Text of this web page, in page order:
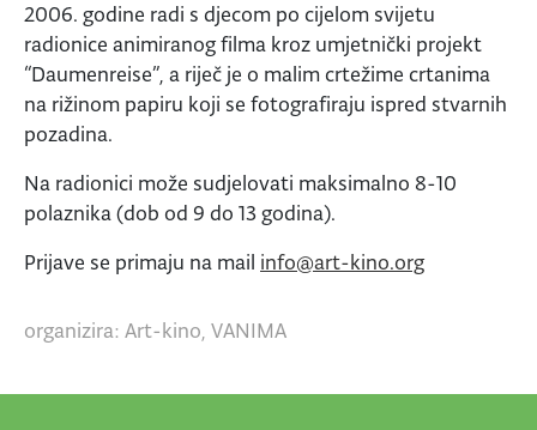
2006. godine radi s djecom po cijelom svijetu
radionice animiranog filma kroz umjetnički projekt
“Daumenreise”, a riječ je o malim crtežime crtanima
na rižinom papiru koji se fotografiraju ispred stvarnih
pozadina.
Na radionici može sudjelovati maksimalno 8-10
polaznika (dob od 9 do 13 godina).
Prijave se primaju na mail info@art-kino.org
organizira: Art-kino, VANIMA